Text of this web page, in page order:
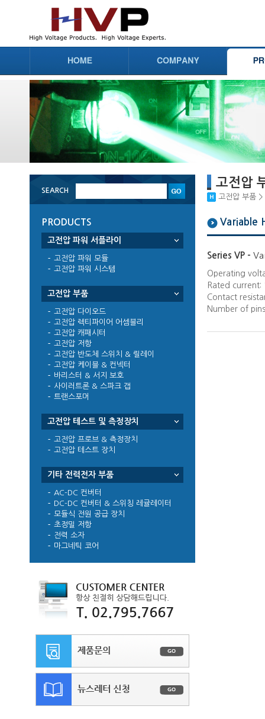
SEARCH
PRODUCTS
고전압 파워 서플라이
고전압 파워 모듈
고전압 파워 시스템
고전압 부품
고전압 다이오드
고전압 렉티파이어 어셈블리
고전압 캐패시터
고전압 저항
고전압 반도체 스위치 & 릴레이
고전압 케이블 & 컨넥터
바리스터 & 서지 보호
사이러트론 & 스파크 갭
트랜스포머
고전압 테스트 및 측정장치
고전압 프로브 & 측정장치
고전압 테스트 장치
기타 전력전자 부품
AC-DC 컨버터
DC-DC 컨버터 & 스위칭 레귤레이터
모듈식 전원 공급 장치
초정밀 저항
전력 소자
마그네틱 코어
고전압
고전압 부품
Variable
Series VP -
Operating
Rated current:
Contact
Number of